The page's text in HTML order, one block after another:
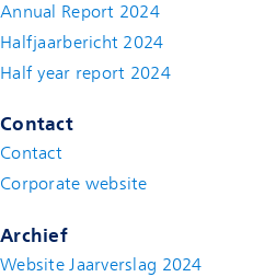
Annual Report 2024
Halfjaarbericht 2024
Half year report 2024(new
Contact
Contact
Corporate website
Archief
Website Jaarverslag 2024